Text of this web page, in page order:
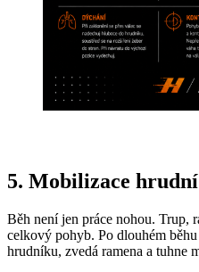
5. Mobilizace
Běh není jen práce nohou. Trup,
celkový pohyb. Po dlouhém
hrudníku, zvedá ramena a tuhne